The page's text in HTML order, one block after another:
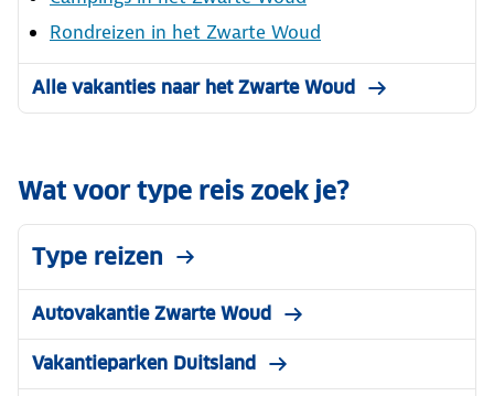
Rondreizen in het Zwarte Woud
Alle vakanties naar het Zwarte Woud
Wat voor type reis zoek je?
Type reizen
Autovakantie Zwarte Woud
Vakantieparken Duitsland